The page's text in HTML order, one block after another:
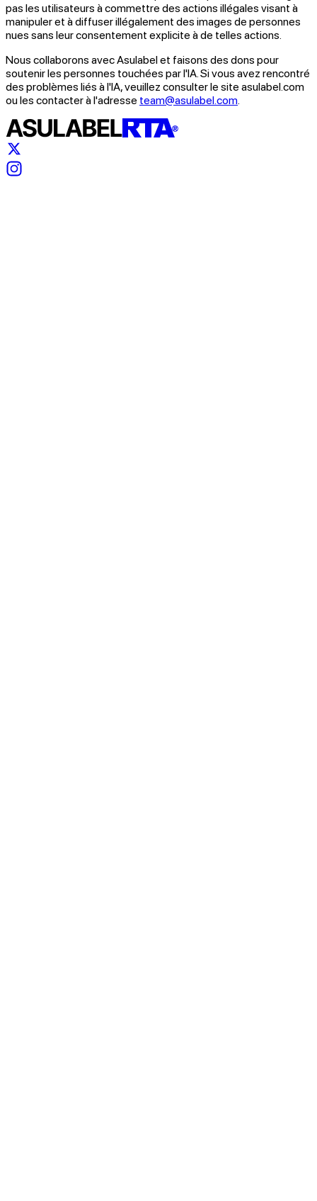
pas les utilisateurs à commettre des actions illégales visant à
manipuler et à diffuser illégalement des images de personnes
nues sans leur consentement explicite à de telles actions.
Nous collaborons avec Asulabel et faisons des dons pour
soutenir les personnes touchées par l'IA. Si vous avez rencontré
des problèmes liés à l'IA, veuillez consulter le site asulabel.com
ou les contacter à l'adresse team@asulabel.com